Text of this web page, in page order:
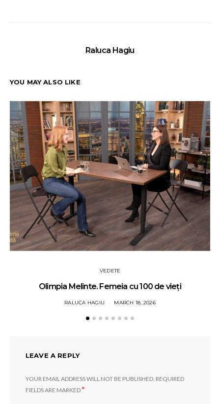
Raluca Hagiu
YOU MAY ALSO LIKE
VEDETE
Olimpia Melinte. Femeia cu 100 de vieți
RALUCA HAGIU MARCH 18, 2026
LEAVE A REPLY
YOUR EMAIL ADDRESS WILL NOT BE PUBLISHED. REQUIRED
FIELDS ARE MARKED*